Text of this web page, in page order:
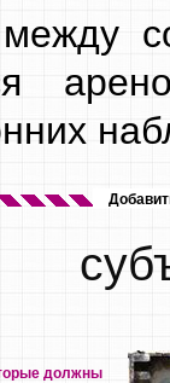
должны